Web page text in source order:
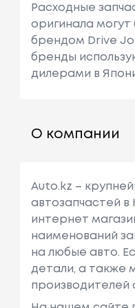
Расходные
оригинала
брендом Drive
бренды
дилерами в
О компании
Auto.kz –
автозапчастей в
интернет
наименований
на любые авто.
детали, а также
производителей